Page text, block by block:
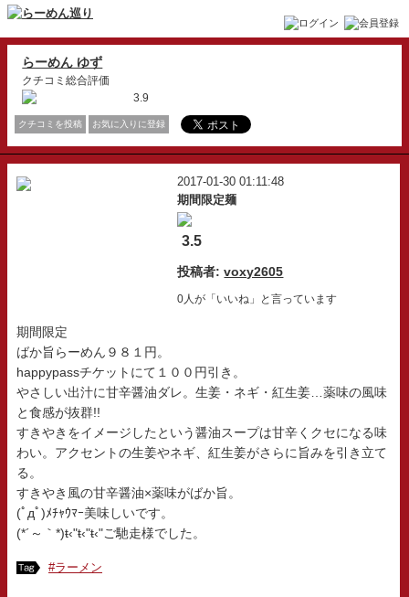
らーめん ゆず
クチコミ総合評価
3.9
クチコミを投稿 お気に入りに登録
2017-01-30 01:11:48
期間限定麺
3.5
投稿者:voxy2605
0人が「いいね」と言っています
期間限定
ばか旨らーめん９８１円。
happypassチケットにて１００円引き。
やさしい出汁に甘辛醤油ダレ。生姜・ネギ・紅生姜…薬味の風味
と食感が抜群!!
すきやきをイメージしたという醤油スープは甘辛くクセになる味
わい。アクセントの生姜やネギ、紅生姜がさらに旨みを引き立て
る。
すきやき風の甘辛醤油×薬味がばか旨。
(ﾟдﾟ)ﾒﾁｬｳﾏｰ美味しいです。
(*´～｀*)ŧ‹"ŧ‹"ŧ‹"ご馳走様でした。
#ラーメン